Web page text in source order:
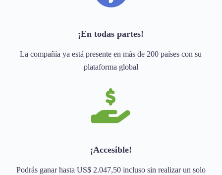
¡En todas partes!
La compañía ya está presente en más de 200 países con su
plataforma global
¡Accesible!
Podrás ganar hasta US$ 2.047,50 incluso sin realizar un solo